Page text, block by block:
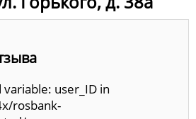
user_ID in
rosbank-